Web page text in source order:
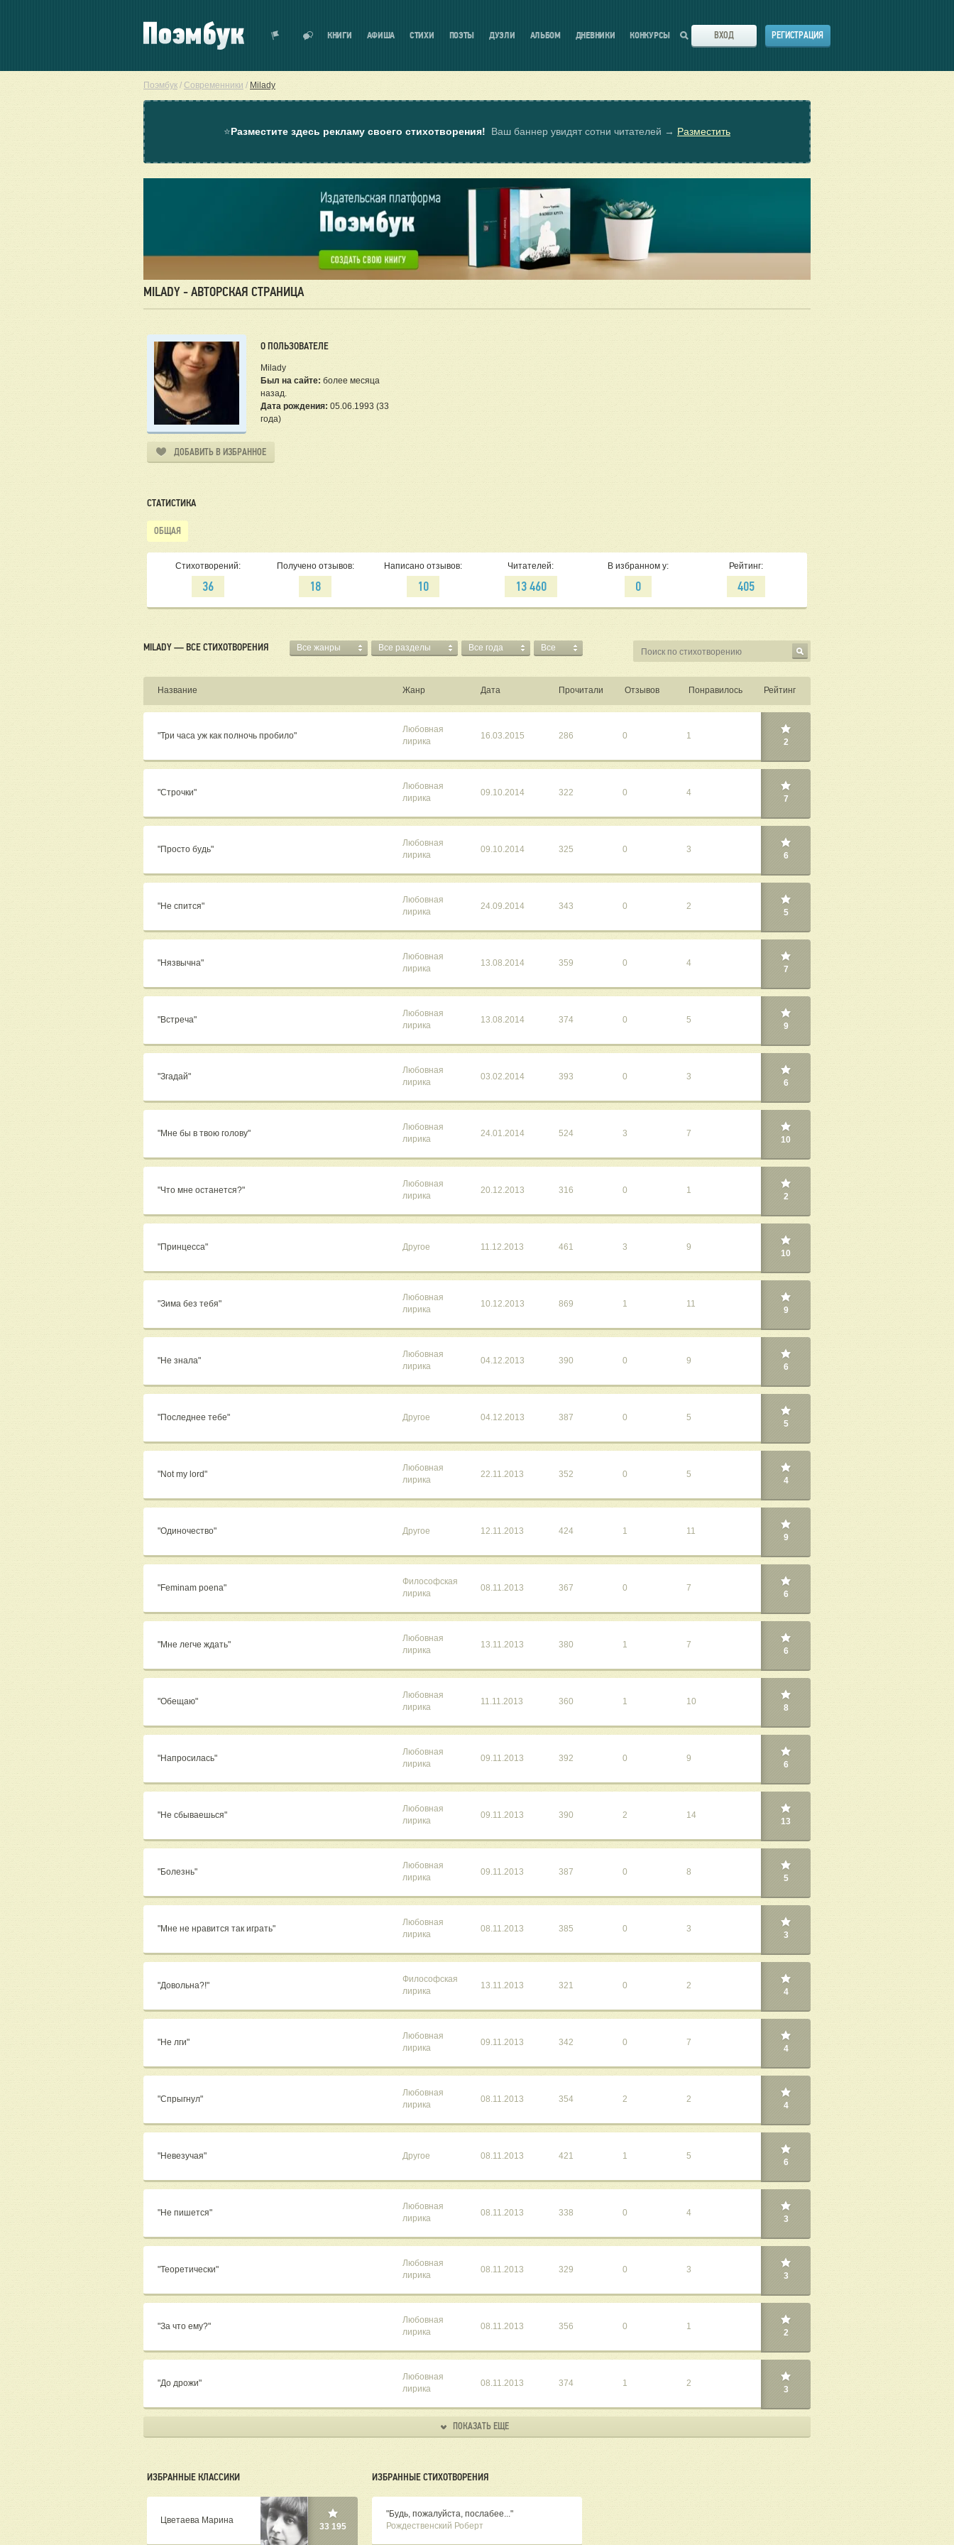
КНИГИ АФИША СТИХИ ПОЭТЫ ДУЭЛИ АЛЬБОМ ДНЕВНИКИ КОНКУРСЫ ВХОД РЕГИСТРАЦИЯ
Поэмбук / Современники / Milady
⭐Разместите здесь рекламу своего стихотворения! Ваш баннер увидят сотни читателей → Разместить
MILADY - АВТОРСКАЯ СТРАНИЦА
О ПОЛЬЗОВАТЕЛЕ
Milady
Был на сайте: более месяца
назад.
Дата рождения: 05.06.1993 (33
года)
ДОБАВИТЬ В ИЗБРАННОЕ
СТАТИСТИКА
ОБЩАЯ
Стихотворений:
36
Получено отзывов:
18
Написано отзывов:
10
Читателей:
13 460
В избранном у:
0
Рейтинг:
405
MILADY — ВСЕ СТИХОТВОРЕНИЯ Все жанры Все разделы Все года Все
Название Жанр Дата Прочитали Отзывов Понравилось Рейтинг
"Три часа уж как полночь пробило"
Любовная
лирика
16.03.2015 286 0 1
2
"Строчки"
Любовная
лирика
09.10.2014 322 0 4
7
"Просто будь"
Любовная
лирика
09.10.2014 325 0 3
6
"Не спится"
Любовная
лирика
24.09.2014 343 0 2
5
"Нязвычна"
Любовная
лирика
13.08.2014 359 0 4
7
"Встреча"
Любовная
лирика
13.08.2014 374 0 5
9
"Згадай"
Любовная
лирика
03.02.2014 393 0 3
6
"Мне бы в твою голову"
Любовная
лирика
24.01.2014 524 3 7
10
"Что мне останется?"
Любовная
лирика
20.12.2013 316 0 1
2
"Принцесса" Другое 11.12.2013 461 3 9
10
"Зима без тебя"
Любовная
лирика
10.12.2013 869 1 11
9
"Не знала"
Любовная
лирика
04.12.2013 390 0 9
6
"Последнее тебе" Другое 04.12.2013 387 0 5
5
"Not my lord"
Любовная
лирика
22.11.2013 352 0 5
4
"Одиночество" Другое 12.11.2013 424 1 11
9
"Feminam poena"
Философская
лирика
08.11.2013 367 0 7
6
"Мне легче ждать"
Любовная
лирика
13.11.2013 380 1 7
6
"Обещаю"
Любовная
лирика
11.11.2013 360 1 10
8
"Напросилась"
Любовная
лирика
09.11.2013 392 0 9
6
"Не сбываешься"
Любовная
лирика
09.11.2013 390 2 14
13
"Болезнь"
Любовная
лирика
09.11.2013 387 0 8
5
"Мне не нравится так играть"
Любовная
лирика
08.11.2013 385 0 3
3
"Довольна?!"
Философская
лирика
13.11.2013 321 0 2
4
"Не лги"
Любовная
лирика
09.11.2013 342 0 7
4
"Спрыгнул"
Любовная
лирика
08.11.2013 354 2 2
4
"Невезучая" Другое 08.11.2013 421 1 5
6
"Не пишется"
Любовная
лирика
08.11.2013 338 0 4
3
"Теоретически"
Любовная
лирика
08.11.2013 329 0 3
3
"За что ему?"
Любовная
лирика
08.11.2013 356 0 1
2
"До дрожи"
Любовная
лирика
08.11.2013 374 1 2
3
ПОКАЗАТЬ ЕЩЕ
ИЗБРАННЫЕ КЛАССИКИ
Цветаева Марина
33 195
ИЗБРАННЫЕ СТИХОТВОРЕНИЯ
"Будь, пожалуйста, послабее..."
Рождественский Роберт